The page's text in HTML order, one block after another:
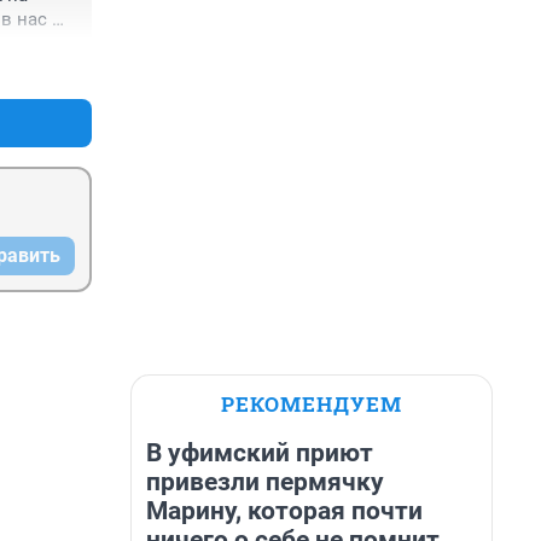
нас
РЕКОМЕНДУЕМ
В уфимский приют
привезли пермячку
Марину, которая почти